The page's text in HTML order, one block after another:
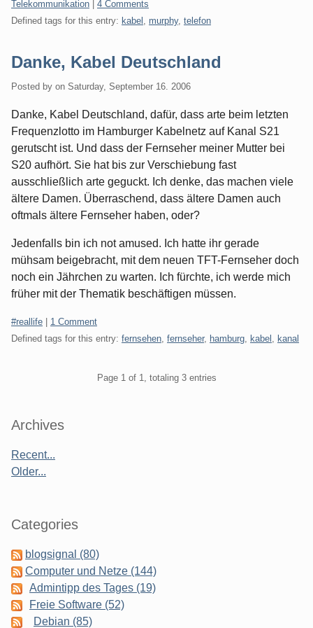
Categories:
Telekommunikation
4 Comments
Defined tags for this entry: kabel murphy, telefon
Danke, Kabel Deutschland
Posted by on Saturday, September 16. 2006
Danke, Kabel Deutschland, dafür, dass arte beim letzten
Frequenzlotto im Hamburger Kabelnetz auf Kanal S21
gerutscht ist. Und dass der Fernseher meiner Mutter bei
S20 aufhört. Sie hat bis zur Verschiebung fast
ausschließlich arte geguckt. Ich denke, das machen viele
ältere Damen. Überraschend, dass ältere Damen auch
oftmals ältere Fernseher haben, oder?
Jedenfalls bin ich not amused. Ich hatte ihr gerade
mühsam beigebracht, mit dem neuen TFT-Fernseher doch
noch ein Jährchen zu warten. Ich fürchte, ich werde mich
früher mit der Thematik beschäftigen müssen.
Categories:
#reallife
1 Comment
Defined tags for this entry: fernsehen fernseher, hamburg kabel kanal
Page 1 of 1, totaling 3 entries
Sidebar
Archives
Recent...
Older...
Categories
blogsignal (80)
Computer und Netze (144)
Admintipp des Tages (19)
Freie Software (52)
Debian (85)